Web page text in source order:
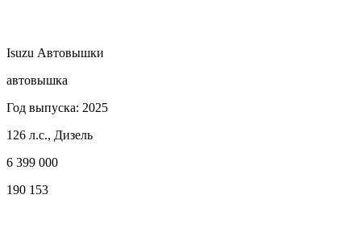
Isuzu Автовышки
автовышка
Год выпуска: 2025
126 л.с., Дизель
6 399 000
190 153